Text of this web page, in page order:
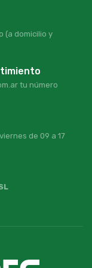
(a domicilio y
tu número
de 09 a 17